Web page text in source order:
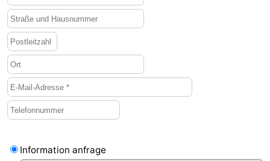
Information anfrage